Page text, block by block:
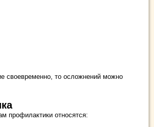
своевременно, то осложнений можно
профилактики относятся: